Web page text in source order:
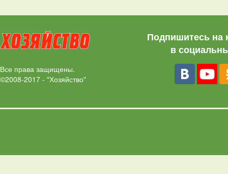
Все права защищены.
©2008-2017 - "Хозяйство"
Подпишитесь на
в